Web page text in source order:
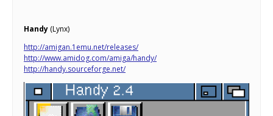
Handy (Lynx)
http://amigan.1emu.net/releases/
http://www.amidog.com/amiga/handy/
http://handy.sourceforge.net/